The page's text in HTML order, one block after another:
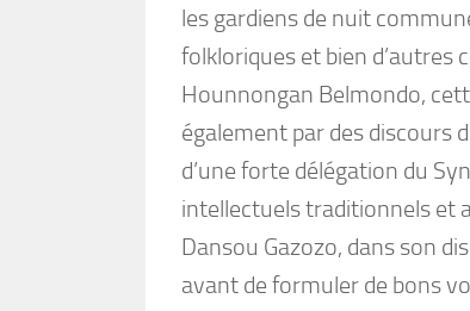
les gardiens de nuit
folkloriques et bien d’autres
Hounnongan Belmondo,
également par des discours
d’une forte délégation du
intellectuels traditionnels et
Dansou Gazozo, dans son
avant de formuler de bons